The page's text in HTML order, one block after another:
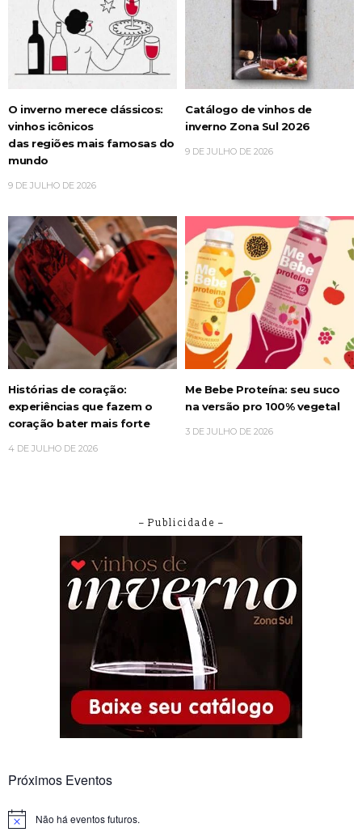
O inverno merece clássicos:
vinhos icônicos
das regiões mais famosas do
mundo
9 DE JULHO DE 2026
Catálogo de vinhos de
inverno Zona Sul 2026
9 DE JULHO DE 2026
Histórias de coração:
experiências que fazem o
coração bater mais forte
4 DE JULHO DE 2026
Me Bebe Proteína: seu suco
na versão pro 100% vegetal
3 DE JULHO DE 2026
– Publicidade –
Próximos Eventos
Notice Não há eventos futuros.